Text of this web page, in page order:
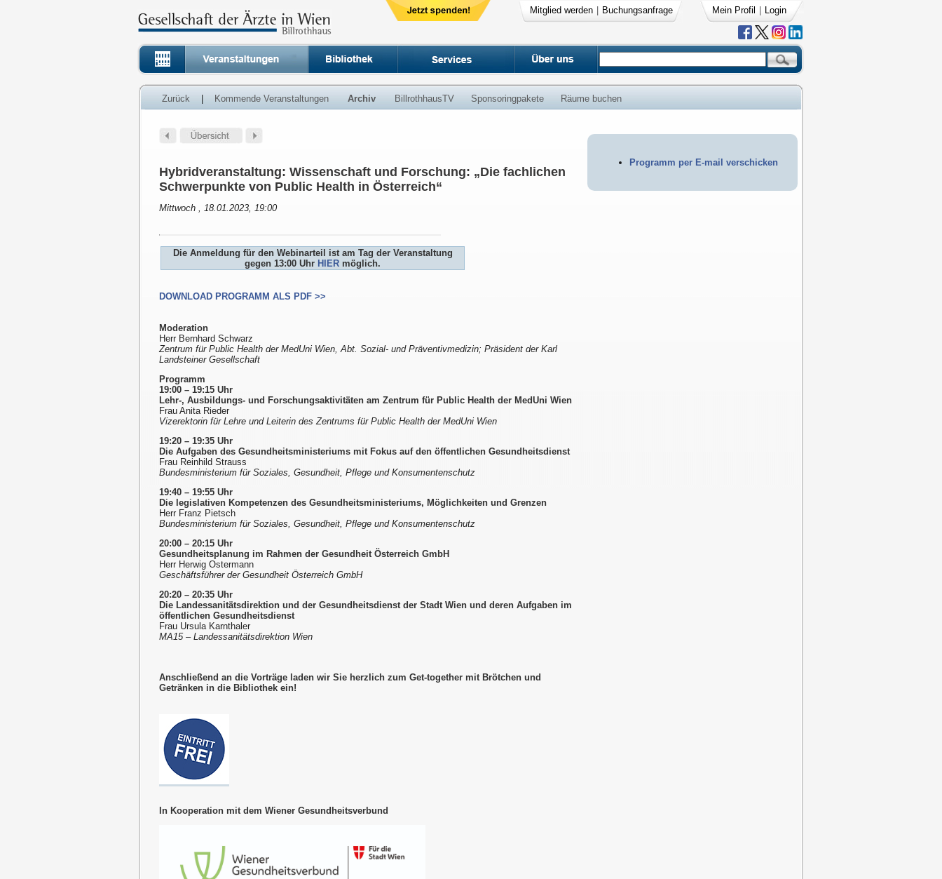
Mitglied werden Buchungsanfrage Mein Profil Login
Zurück Kommende Veranstaltungen Archiv BillrothhausTV Sponsoringpakete Räume buchen
Programm per E-mail verschicken
Hybridveranstaltung: Wissenschaft und Forschung: „Die fachlichen
Schwerpunkte von Public Health in Österreich“
Mittwoch , 18.01.2023, 19:00
Die Anmeldung für den Webinarteil ist am Tag der Veranstaltung
gegen 13:00 Uhr HIER möglich.
DOWNLOAD PROGRAMM ALS PDF >>
Moderation
Herr Bernhard Schwarz
Zentrum für Public Health der MedUni Wien, Abt. Sozial- und Präventivmedizin; Präsident der Karl
Landsteiner Gesellschaft
Programm
19:00 – 19:15 Uhr
Lehr-, Ausbildungs- und Forschungsaktivitäten am Zentrum für Public Health der MedUni Wien
Frau Anita Rieder
Vizerektorin für Lehre und Leiterin des Zentrums für Public Health der MedUni Wien
19:20 – 19:35 Uhr
Die Aufgaben des Gesundheitsministeriums mit Fokus auf den öffentlichen Gesundheitsdienst
Frau Reinhild Strauss
Bundesministerium für Soziales, Gesundheit, Pflege und Konsumentenschutz
19:40 – 19:55 Uhr
Die legislativen Kompetenzen des Gesundheitsministeriums, Möglichkeiten und Grenzen
Herr Franz Pietsch
Bundesministerium für Soziales, Gesundheit, Pflege und Konsumentenschutz
20:00 – 20:15 Uhr
Gesundheitsplanung im Rahmen der Gesundheit Österreich GmbH
Herr Herwig Ostermann
Geschäftsführer der Gesundheit Österreich GmbH
20:20 – 20:35 Uhr
Die Landessanitätsdirektion und der Gesundheitsdienst der Stadt Wien und deren Aufgaben im
öffentlichen Gesundheitsdienst
Frau Ursula Karnthaler
MA15 – Landessanitätsdirektion Wien
Anschließend an die Vorträge laden wir Sie herzlich zum Get-together mit Brötchen und
Getränken in die Bibliothek ein!
In Kooperation mit dem Wiener Gesundheitsverbund